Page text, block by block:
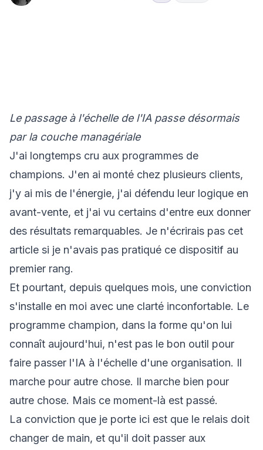
Le passage à l'échelle de l'IA passe désormais
par la couche managériale
J'ai longtemps cru aux programmes de
champions. J'en ai monté chez plusieurs clients,
j'y ai mis de l'énergie, j'ai défendu leur logique en
avant-vente, et j'ai vu certains d'entre eux donner
des résultats remarquables. Je n'écrirais pas cet
article si je n'avais pas pratiqué ce dispositif au
premier rang.
Et pourtant, depuis quelques mois, une conviction
s'installe en moi avec une clarté inconfortable. Le
programme champion, dans la forme qu'on lui
connaît aujourd'hui, n'est pas le bon outil pour
faire passer l'IA à l'échelle d'une organisation. Il
marche pour autre chose. Il marche bien pour
autre chose. Mais ce moment-là est passé.
La conviction que je porte ici est que le relais doit
changer de main, et qu'il doit passer aux